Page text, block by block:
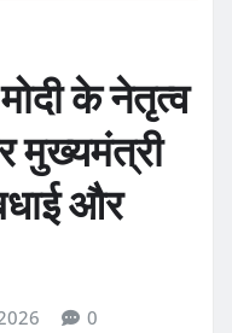
के नेतृत्व
मुख्यमंत्री
और
0